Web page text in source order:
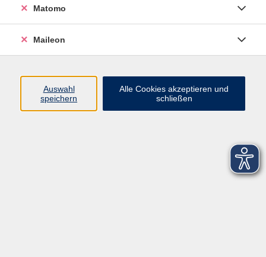
Matomo
Maileon
Auswahl
speichern
Alle Cookies akzeptieren und
schließen